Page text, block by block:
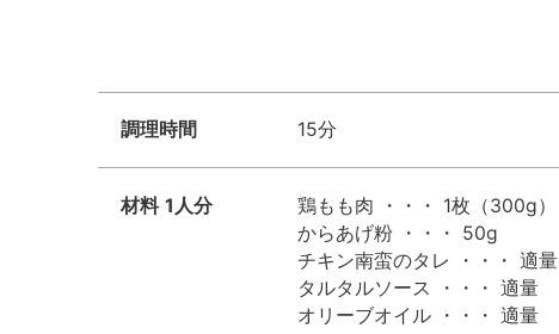
調理時間 15分
材料1人分
鶏もも肉 ・・・ 1枚（300g）
からあげ粉 ・・・ 50g
チキン南蛮のタレ ・・・ 適量
タルタルソース ・・・ 適量
オリーブオイル ・・・ 適量